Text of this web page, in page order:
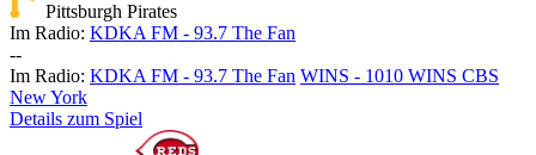
Pittsburgh Pirates
Im Radio: KDKA FM - 93.7 The Fan
--
Im Radio: KDKA FM - 93.7 The Fan WINS - 1010 WINS CBS
New York
Details zum Spiel